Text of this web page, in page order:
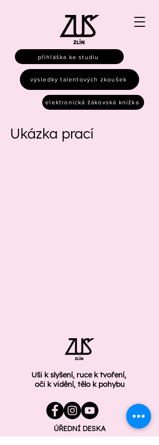
přihláška ke studiu
výsledky talentových zkoušek
elektronická žákovská knížka
Ukázka prací
Uši k slyšení, ruce k tvoření,
oči k vidění, tělo k pohybu
ÚŘEDNÍ DESKA